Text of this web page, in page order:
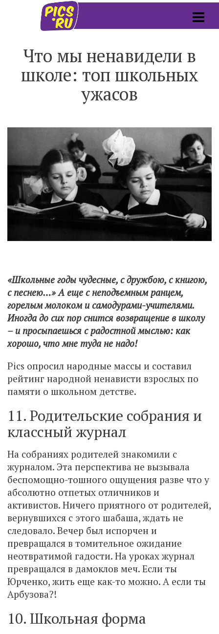
Что мы ненавидели в
школе: топ школьных
ужасов
«Школьные годы чудесные, с дружбою, с книгою,
с песнею…» А еще с неподъемным ранцем,
горелым молоком и самодурами-учителями.
Иногда до сих пор снится возвращение в школу
– и просыпаешься с радостной мыслью: как
хорошо, что мне туда не надо!
Pics опросил народные массы и составил
рейтинг народной ненависти взрослых по
памяти о школьном детстве.
11. Родительские собрания и
классный журнал
На собраниях родителей знакомили с
журналом. Эта перспектива не вызывала
беспомощно-тошного ощущения разве что у
абсолютно отпетых отличников и
активистов. Ничего приятного от родителей,
вернувшихся с этого шабаша, ждать не
следовало. Вечер был испорчен и
превращался в томительное ожидание
неотвратимой гадости. На уроках журнал
превращался в дамоклов меч. Если ты
Юрченко, жить еще как-то можно. А если ты
Арбузова?!
10. Школьная форма